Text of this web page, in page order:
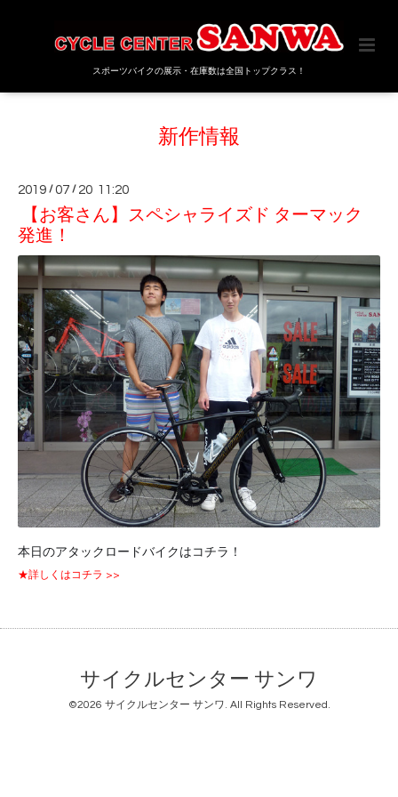
スポーツバイクの展示・在庫数は全国トップクラス！
新作情報
2019 /07 / 20 11:20
【お客さん】スペシャライズド ターマック
発進！
本日のアタックロードバイクはコチラ！
★詳しくはコチラ >>
サイクルセンター サンワ
©2026 サイクルセンター サンワ. All Rights Reserved.